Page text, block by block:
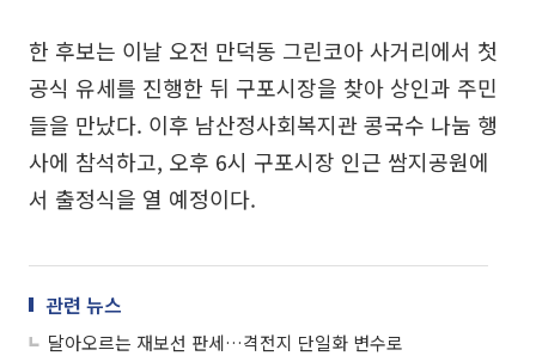
한 후보는 이날 오전 만덕동 그린코아 사거리에서 첫
공식 유세를 진행한 뒤 구포시장을 찾아 상인과 주민
들을 만났다. 이후 남산정사회복지관 콩국수 나눔 행
사에 참석하고, 오후 6시 구포시장 인근 쌈지공원에
서 출정식을 열 예정이다.
관련 뉴스
달아오르는 재보선 판세…격전지 단일화 변수로